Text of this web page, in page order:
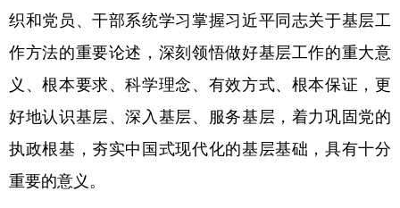
浙江 安徽 福建 江西
山东 河南 湖北 湖南
广东 广西 海南 重庆
四川 贵州 云南 西藏
织和党员、干部系统学习掌握习近平同志关于基层工
作方法的重要论述，深刻领悟做好基层工作的重大意
义、根本要求、科学理念、有效方式、根本保证，更
好地认识基层、深入基层、服务基层，着力巩固党的
执政根基，夯实中国式现代化的基层基础，具有十分
重要的意义。